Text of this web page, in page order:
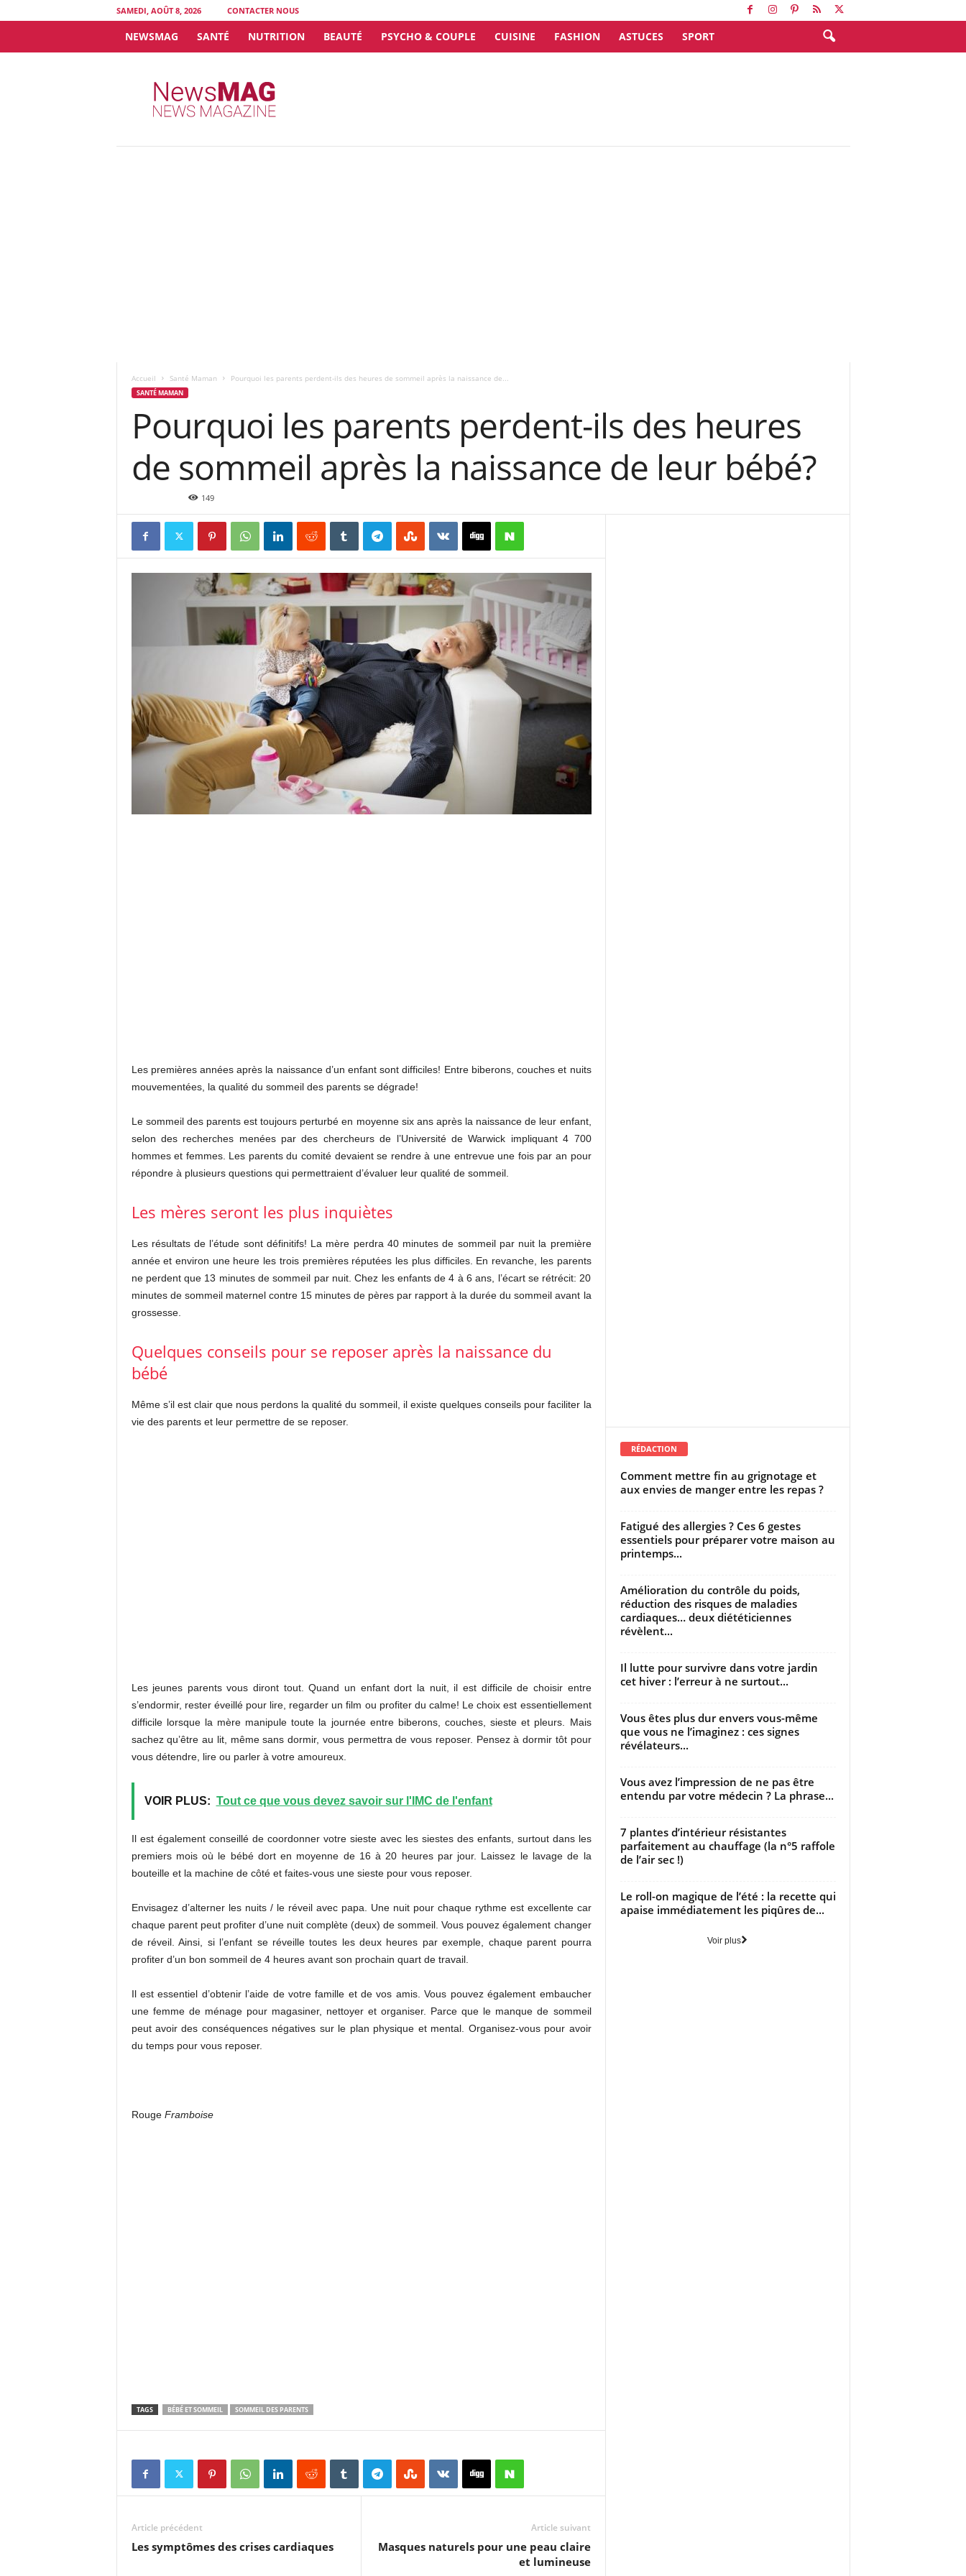
SAMEDI, AOÛT 8, 2026 CONTACTER NOUS
NEWSMAG SANTÉ NUTRITION BEAUTÉ PSYCHO & COUPLE CUISINE FASHION ASTUCES SPORT
Accueil Santé Maman Pourquoi les parents perdent-ils des heures de sommeil après la naissance de...
SANTÉ MAMAN
Pourquoi les parents perdent-ils des heures
de sommeil après la naissance de leur bébé?
149
Les premières années après la naissance d’un enfant sont difficiles! Entre biberons, couches et nuits
mouvementées, la qualité du sommeil des parents se dégrade!
Le sommeil des parents est toujours perturbé en moyenne six ans après la naissance de leur enfant,
selon des recherches menées par des chercheurs de l’Université de Warwick impliquant 4 700
hommes et femmes. Les parents du comité devaient se rendre à une entrevue une fois par an pour
répondre à plusieurs questions qui permettraient d’évaluer leur qualité de sommeil.
Les mères seront les plus inquiètes
Les résultats de l’étude sont définitifs! La mère perdra 40 minutes de sommeil par nuit la première
année et environ une heure les trois premières réputées les plus difficiles. En revanche, les parents
ne perdent que 13 minutes de sommeil par nuit. Chez les enfants de 4 à 6 ans, l’écart se rétrécit: 20
minutes de sommeil maternel contre 15 minutes de pères par rapport à la durée du sommeil avant la
grossesse.
Quelques conseils pour se reposer après la naissance du
bébé
Même s’il est clair que nous perdons la qualité du sommeil, il existe quelques conseils pour faciliter la
vie des parents et leur permettre de se reposer.
Les jeunes parents vous diront tout. Quand un enfant dort la nuit, il est difficile de choisir entre
s’endormir, rester éveillé pour lire, regarder un film ou profiter du calme! Le choix est essentiellement
difficile lorsque la mère manipule toute la journée entre biberons, couches, sieste et pleurs. Mais
sachez qu’être au lit, même sans dormir, vous permettra de vous reposer. Pensez à dormir tôt pour
vous détendre, lire ou parler à votre amoureux.
VOIR PLUS: Tout ce que vous devez savoir sur l'IMC de l'enfant
Il est également conseillé de coordonner votre sieste avec les siestes des enfants, surtout dans les
premiers mois où le bébé dort en moyenne de 16 à 20 heures par jour. Laissez le lavage de la
bouteille et la machine de côté et faites-vous une sieste pour vous reposer.
Envisagez d’alterner les nuits / le réveil avec papa. Une nuit pour chaque rythme est excellente car
chaque parent peut profiter d’une nuit complète (deux) de sommeil. Vous pouvez également changer
de réveil. Ainsi, si l’enfant se réveille toutes les deux heures par exemple, chaque parent pourra
profiter d’un bon sommeil de 4 heures avant son prochain quart de travail.
Il est essentiel d’obtenir l’aide de votre famille et de vos amis. Vous pouvez également embaucher
une femme de ménage pour magasiner, nettoyer et organiser. Parce que le manque de sommeil
peut avoir des conséquences négatives sur le plan physique et mental. Organisez-vous pour avoir
du temps pour vous reposer.
Rouge Framboise
TAGS BÉBÉ ET SOMMEIL SOMMEIL DES PARENTS
Article précédent
Les symptômes des crises cardiaques
Article suivant
Masques naturels pour une peau claire
et lumineuse
RÉDACTION
Comment mettre fin au grignotage et
aux envies de manger entre les repas ?
Fatigué des allergies ? Ces 6 gestes
essentiels pour préparer votre maison au
printemps...
Amélioration du contrôle du poids,
réduction des risques de maladies
cardiaques… deux diététiciennes
révèlent...
Il lutte pour survivre dans votre jardin
cet hiver : l’erreur à ne surtout...
Vous êtes plus dur envers vous-même
que vous ne l’imaginez : ces signes
révélateurs...
Vous avez l’impression de ne pas être
entendu par votre médecin ? La phrase...
7 plantes d’intérieur résistantes
parfaitement au chauffage (la n°5 raffole
de l’air sec !)
Le roll-on magique de l’été : la recette qui
apaise immédiatement les piqûres de...
Voir plus